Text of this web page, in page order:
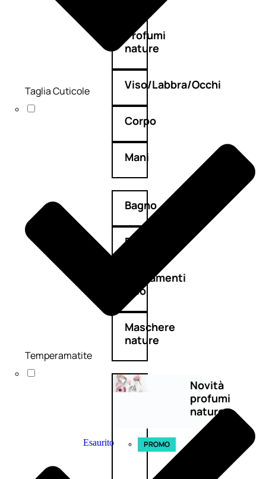
Profumi
nature
Viso/Labbra/Occhi
Corpo
Mani
Bagno
Detergenza
Trattamenti
viso
Maschere
nature
Novità
profumi
nature
Esaurito PROMO
Taglia Cuticole
Temperamatite